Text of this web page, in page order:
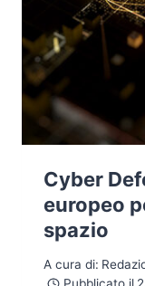
Cyber
europeo
spazio
A cura di: